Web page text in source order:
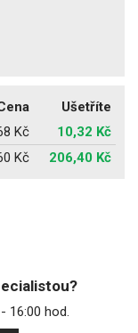
Ušetříte
Kč
10,32 Kč
Kč 206,40 Kč
16:00 hod.